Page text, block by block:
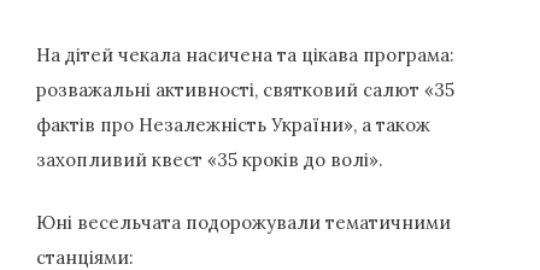
На дітей чекала насичена та цікава програма:
розважальні активності, святковий салют «35
фактів про Незалежність України», а також
захопливий квест «35 кроків до волі».
Юні весельчата подорожували тематичними
станціями: